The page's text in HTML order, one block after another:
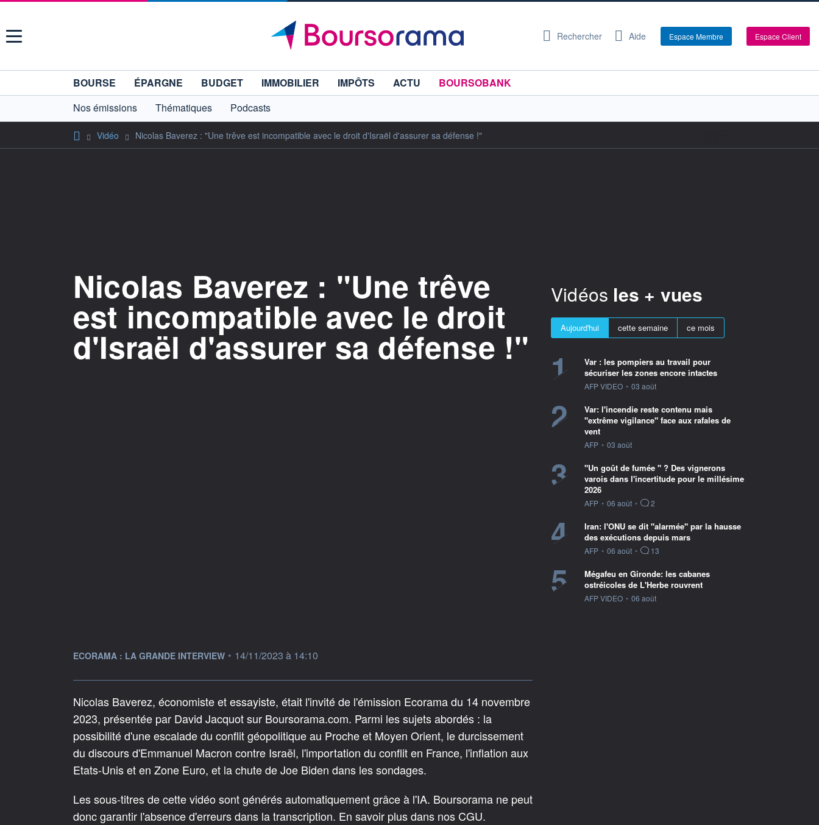
Menu Rechercher Aide Espace Membre Espace Client
BOURSE ÉPARGNE BUDGET IMMOBILIER IMPÔTS ACTU
BOURSOBANK
Nos émissions
Thématiques Podcasts
Vidéo Nicolas Baverez : "Une trêve est incompatible avec le droit d'Israël d'assurer sa défense !"
Nicolas Baverez : "Une trêve
est incompatible avec le droit
d'Israël d'assurer sa défense !"
information fournie par
ECORAMA : LA GRANDE INTERVIEW • 14/11/2023 à 14:10
Nicolas Baverez, économiste et essayiste, était l'invité de l'émission Ecorama du 14 novembre
2023, présentée par David Jacquot sur Boursorama.com. Parmi les sujets abordés : la
possibilité d'une escalade du conflit géopolitique au Proche et Moyen Orient, le durcissement
du discours d'Emmanuel Macron contre Israël, l'importation du conflit en France, l'inflation aux
Etats-Unis et en Zone Euro, et la chute de Joe Biden dans les sondages.
Les sous-titres de cette vidéo sont générés automatiquement grâce à l'IA. Boursorama ne peut
donc garantir l'absence d'erreurs dans la transcription. En savoir plus dans nos CGU.
Vidéos les + vues
Aujourd'hui cette semaine ce mois
1
Var : les pompiers au travail pour
sécuriser les zones encore intactes
information fournie par
AFP VIDEO • 03 août
2
Var: l'incendie reste contenu mais
"extrême vigilance" face aux rafales de
vent
information fournie par
AFP • 03 août
3
"Un goût de fumée " ? Des vignerons
varois dans l'incertitude pour le millésime
2026
information fournie par
AFP • 06 août • 2
4
Iran: l'ONU se dit "alarmée" par la hausse
des exécutions depuis mars
information fournie par
AFP • 06 août • 13
5
Mégafeu en Gironde: les cabanes
ostréicoles de L'Herbe rouvrent
information fournie par
AFP VIDEO • 06 août